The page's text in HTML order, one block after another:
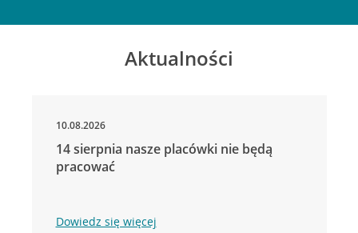
Aktualności
10.08.2026
14 sierpnia nasze placówki nie będą
pracować
Dowiedz się więcej